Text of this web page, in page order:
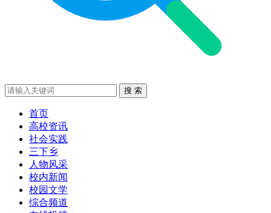
首页
高校资讯
社会实践
三下乡
人物风采
校内新闻
校园文学
综合频道